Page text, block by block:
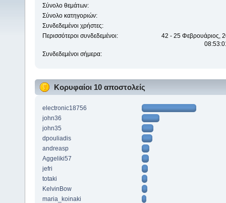
Σύνολο θεμάτων:
Σύνολο κατηγοριών:
Συνδεδεμένοι χρήστες:
Περισσότεροι συνδεδεμένοι:
42 - 25 Φεβρουάριος,
Συνδεδεμένοι σήμερα:
Κορυφαίοι 10 αποστολείς
electronic18756
john36
john35
dpouliadis
andreasp
Aggeliki57
jefri
totaki
KelvinBow
maria_koinaki